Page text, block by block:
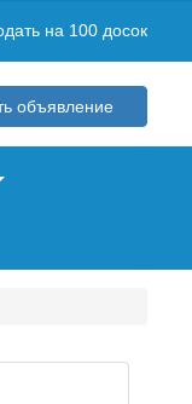
на 100 досок
объявление